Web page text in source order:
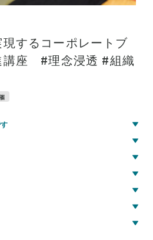
するコーポレートブ
講座 #理念浸透 #組織